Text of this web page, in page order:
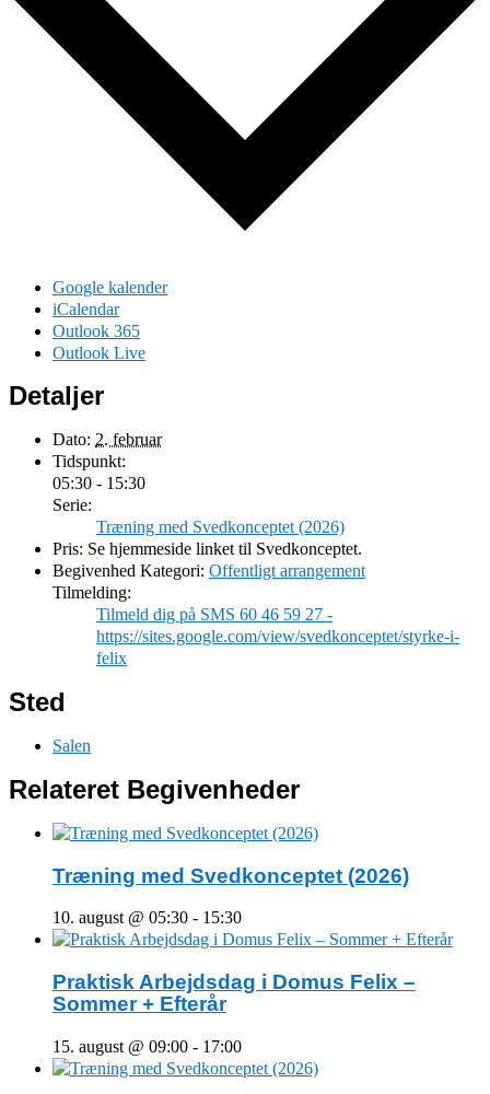
Google kalender
iCalendar
Outlook 365
Outlook Live
Detaljer
Dato: 2. februar
Tidspunkt:
05:30 - 15:30
Serie:
Træning med Svedkonceptet (2026)
Pris: Se hjemmeside linket til Svedkonceptet.
Begivenhed Kategori: Offentligt arrangement
Tilmelding:
Tilmeld dig på SMS 60 46 59 27 -
https://sites.google.com/view/svedkonceptet/styrke-i-
felix
Sted
Salen
Relateret Begivenheder
Træning med Svedkonceptet (2026)
10. august @ 05:30 - 15:30
Praktisk Arbejdsdag i Domus Felix –
Sommer + Efterår
15. august @ 09:00 - 17:00